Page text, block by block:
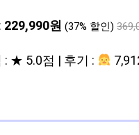
229,990원 (37% 할인)
: ★ 5.0점 | 후기 :